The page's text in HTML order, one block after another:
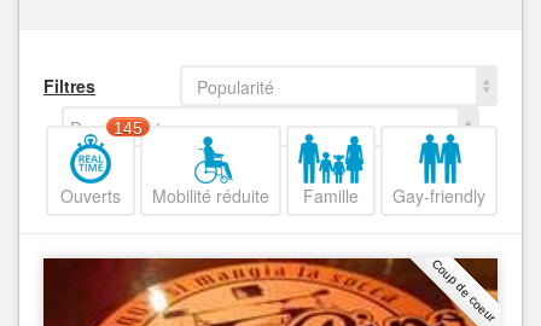
Filtres
Popularité
Decroissant
Ouverts
145
Mobilité réduite Famille Gay-friendly
Coup de coeur